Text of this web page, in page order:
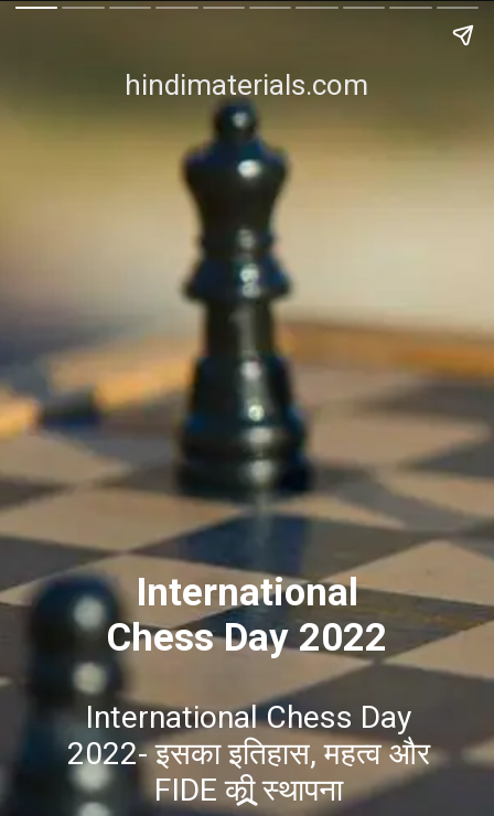
International
Chess Day 2022
International Chess Day
2022- इसका इतिहास, महत्व और
FIDE की स्थापना
hindimaterials.com